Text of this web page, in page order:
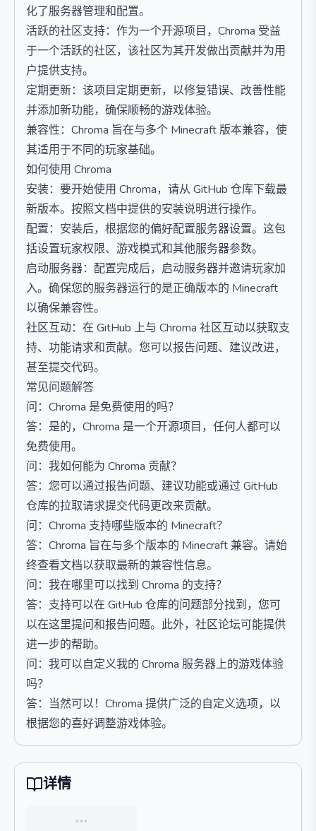
化了服务器管理和配置。
活跃的社区支持：作为一个开源项目，Chroma 受益
于一个活跃的社区，该社区为其开发做出贡献并为用
户提供支持。
定期更新：该项目定期更新，以修复错误、改善性能
并添加新功能，确保顺畅的游戏体验。
兼容性：Chroma 旨在与多个 Minecraft 版本兼容，使
其适用于不同的玩家基础。
如何使用 Chroma
安装：要开始使用 Chroma，请从 GitHub 仓库下载最
新版本。按照文档中提供的安装说明进行操作。
配置：安装后，根据您的偏好配置服务器设置。这包
括设置玩家权限、游戏模式和其他服务器参数。
启动服务器：配置完成后，启动服务器并邀请玩家加
入。确保您的服务器运行的是正确版本的 Minecraft
以确保兼容性。
社区互动：在 GitHub 上与 Chroma 社区互动以获取支
持、功能请求和贡献。您可以报告问题、建议改进，
甚至提交代码。
常见问题解答
问：Chroma 是免费使用的吗？
答：是的，Chroma 是一个开源项目，任何人都可以
免费使用。
问：我如何能为 Chroma 贡献？
答：您可以通过报告问题、建议功能或通过 GitHub
仓库的拉取请求提交代码更改来贡献。
问：Chroma 支持哪些版本的 Minecraft？
答：Chroma 旨在与多个版本的 Minecraft 兼容。请始
终查看文档以获取最新的兼容性信息。
问：我在哪里可以找到 Chroma 的支持？
答：支持可以在 GitHub 仓库的问题部分找到，您可
以在这里提问和报告问题。此外，社区论坛可能提供
进一步的帮助。
问：我可以自定义我的 Chroma 服务器上的游戏体验
吗？
答：当然可以！Chroma 提供广泛的自定义选项，以
根据您的喜好调整游戏体验。
详情
…